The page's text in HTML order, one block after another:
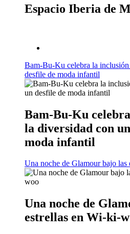
Espacio Iberia de
Bam-Bu-Ku celebra la
desfile de moda infantil
Bam-Bu-Ku
la diversidad con
moda infantil
Una noche de Glamour bajo
Una noche de
estrellas en Wi-ki-